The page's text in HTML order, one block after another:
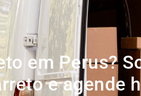
em Perus?
e agende